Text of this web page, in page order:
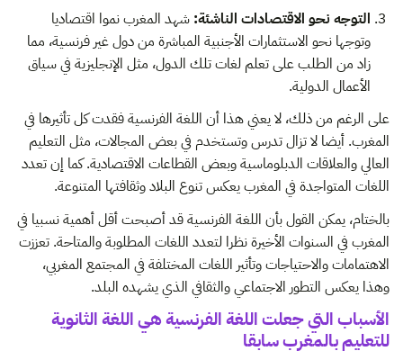
التوجه نحو الاقتصادات الناشئة:شهد المغرب نموا اقتصاديا
وتوجها نحو الاستثمارات الأجنبية المباشرة من دول غير فرنسية، مما
زاد من الطلب على تعلم لغات تلك الدول، مثل الإنجليزية في سياق
الأعمال الدولية.
على الرغم من ذلك، لا يعني هذا أن اللغة الفرنسية فقدت كل تأثيرها في
المغرب. أيضا لا تزال تدرس وتستخدم في بعض المجالات، مثل التعليم
العالي والعلاقات الدبلوماسية وبعض القطاعات الاقتصادية. كما إن تعدد
اللغات المتواجدة في المغرب يعكس تنوع البلاد وثقافتها المتنوعة.
بالختام، يمكن القول بأن اللغة الفرنسية قد أصبحت أقل أهمية نسبيا في
المغرب في السنوات الأخيرة نظرا لتعدد اللغات المطلوبة والمتاحة. تعززت
الاهتمامات والاحتياجات وتأثير اللغات المختلفة في المجتمع المغربي،
وهذا يعكس التطور الاجتماعي والثقافي الذي يشهده البلد.
الأسباب التي جعلت اللغة الفرنسية هي اللغة الثانوية
للتعليم بالمغرب سابقا